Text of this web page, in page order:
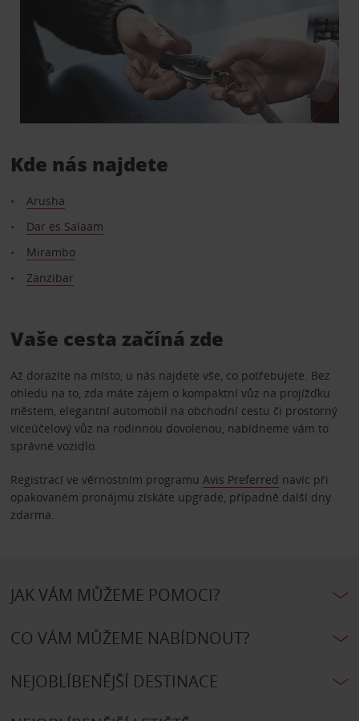
Kde nás najdete
Arusha
Dar es Salaam
Mirambo
Zanzibar
Vaše cesta začíná zde
Až dorazíte na místo, u nás najdete vše, co potřebujete. Bez
ohledu na to, zda máte zájem o kompaktní vůz na projížďku
městem, elegantní automobil na obchodní cestu či prostorný
víceúčelový vůz na rodinnou dovolenou, nabídneme vám to
správné vozidlo.
Registrací ve věrnostním programu Avis Preferred navíc při
opakovaném pronájmu získáte upgrade, případně další dny
zdarma.
JAK VÁM MŮŽEME POMOCI?
CO VÁM MŮŽEME NABÍDNOUT?
NEJOBLÍBENĚJŠÍ DESTINACE